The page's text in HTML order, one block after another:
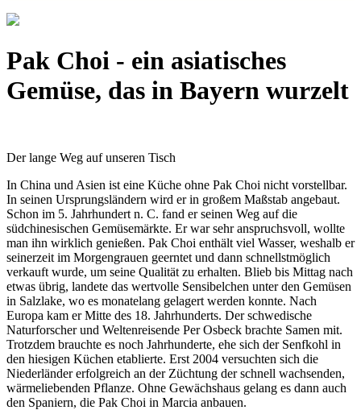
Pak Choi - ein asiatisches
Gemüse, das in Bayern wurzelt
Der lange Weg auf unseren Tisch
In China und Asien ist eine Küche ohne Pak Choi nicht vorstellbar.
In seinen Ursprungsländern wird er in großem Maßstab angebaut.
Schon im 5. Jahrhundert n. C. fand er seinen Weg auf die
südchinesischen Gemüsemärkte. Er war sehr anspruchsvoll, wollte
man ihn wirklich genießen. Pak Choi enthält viel Wasser, weshalb er
seinerzeit im Morgengrauen geerntet und dann schnellstmöglich
verkauft wurde, um seine Qualität zu erhalten. Blieb bis Mittag nach
etwas übrig, landete das wertvolle Sensibelchen unter den Gemüsen
in Salzlake, wo es monatelang gelagert werden konnte. Nach
Europa kam er Mitte des 18. Jahrhunderts. Der schwedische
Naturforscher und Weltenreisende Per Osbeck brachte Samen mit.
Trotzdem brauchte es noch Jahrhunderte, ehe sich der Senfkohl in
den hiesigen Küchen etablierte. Erst 2004 versuchten sich die
Niederländer erfolgreich an der Züchtung der schnell wachsenden,
wärmeliebenden Pflanze. Ohne Gewächshaus gelang es dann auch
den Spaniern, die Pak Choi in Marcia anbauen.